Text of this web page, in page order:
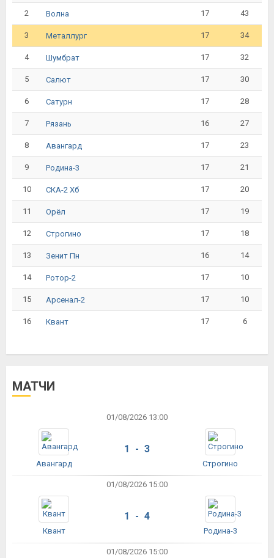
2 Волна 17 43
3 Металлург 17 34
4 Шумбрат 17 32
5 Салют 17 30
6 Сатурн 17 28
7 Рязань 16 27
8 Авангард 17 23
9 Родина-3 17 21
10 СКА-2 Хб 17 20
11 Орёл 17 19
12 Строгино 17 18
13 Зенит Пн 16 14
14 Ротор-2 17 10
15 Арсенал-2 17 10
16 Квант 17 6
МАТЧИ
01/08/2026 13:00
Авангард
1 - 3
Строгино
01/08/2026 15:00
Квант
1 - 4
Родина-3
01/08/2026 15:00